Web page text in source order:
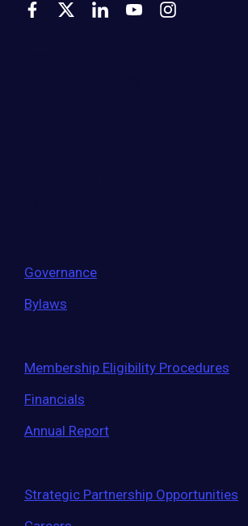
Governance
Bylaws
Membership Eligibility Procedures
Financials
Annual Report
Strategic Partnership Opportunities